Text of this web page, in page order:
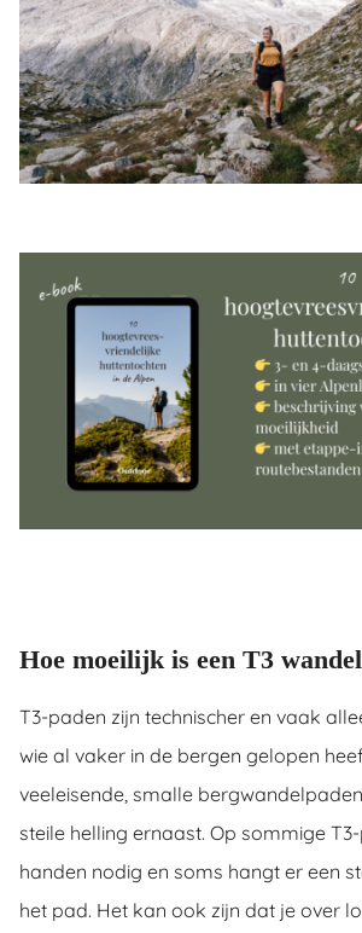
Hoe moeilijk is een T3
T3-paden zijn technischer en vaak
wie al vaker in de bergen gelopen
veeleisende, smalle
steile helling ernaast. Op sommige
handen nodig en soms hangt er een
het pad. Het kan ook zijn dat je over